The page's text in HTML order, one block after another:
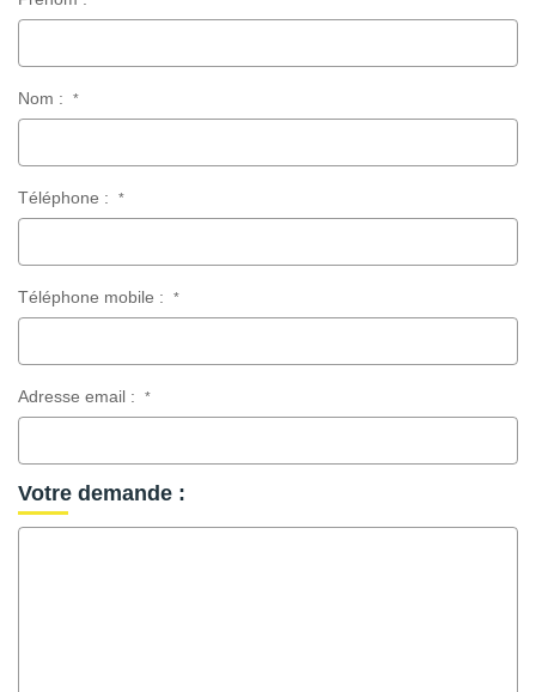
Nom : *
Téléphone : *
Téléphone mobile : *
Adresse email : *
Votre demande :